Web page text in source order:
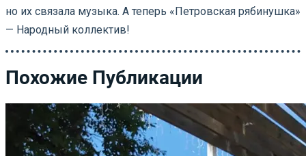
но их связала музыка. А теперь «Петровская рябинушка»
— Народный коллектив!
Похожие Публикации